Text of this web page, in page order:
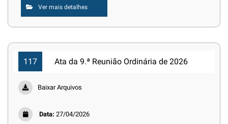
Ver mais detalhes
117 Ata da 9.ª Reunião Ordinária de 2026
Baixar Arquivos
Data: 27/04/2026